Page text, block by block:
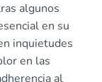
algunos
en su
inquietudes
en las
al